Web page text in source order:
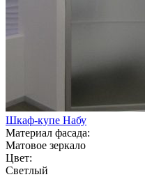
Шкаф-купе Набу
Материал фасада:
Матовое зеркало
Цвет:
Светлый